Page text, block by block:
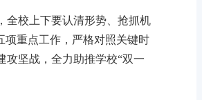
全校上下要认清形势、抢抓机
项重点工作，严格对照关键时
攻坚战，全力助推学校“双一